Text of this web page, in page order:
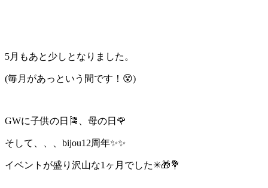
5月もあと少しとなりました。
(毎月があっという間です！ 😵)
GWに子供の日 🎏 、母の日 🌹
そして、、、 bijou12周年✨✨
イベントが盛り沢山な1 ヶ月でした✳︎🎁💐